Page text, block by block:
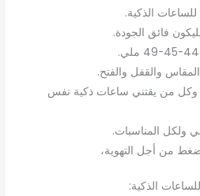
الذكية.
فائق الجودة.
والقفل والفتح.
وكل من يقتني ساعات ذكية نفس
ولكل المناسبات.
من أجل التهوية،
الذكية: